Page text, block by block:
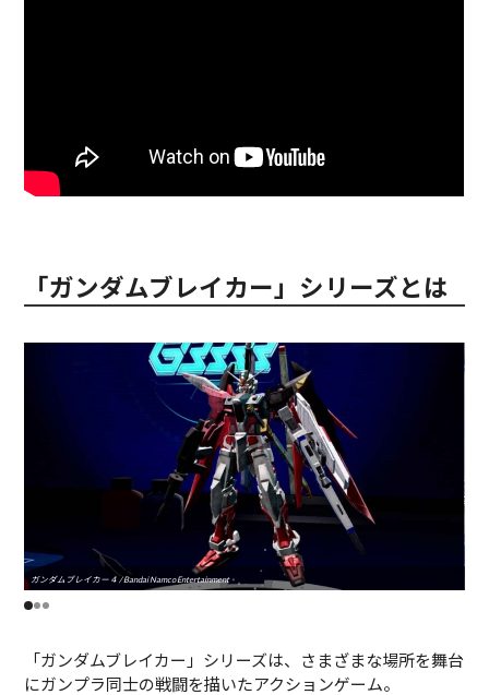
「ガンダムブレイカー」シリーズとは
ガンダムブレイカー４ / Bandai Namco Entertainment
「ガンダムブレイカー」シリーズは、さまざまな場所を舞台
にガンプラ同士の戦闘を描いたアクションゲーム。